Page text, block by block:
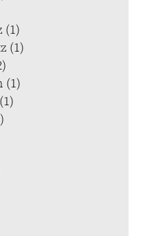
(1)
(1)
(1)